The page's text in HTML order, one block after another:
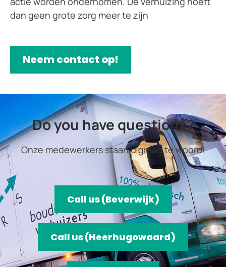
dan geen grote zorg meer te zijn
Neem contact op!
Do you have questions?
Onze medewerkers staan u graag te woord!
Call us (Beverwijk)
Call us (Heerhugowaard)